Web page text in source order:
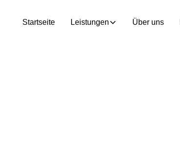
Startseite Leistungen Über uns